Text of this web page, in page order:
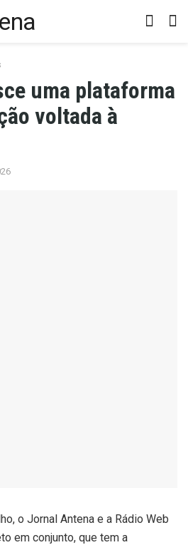
uma plataforma
voltada à
o Jornal Antena e a Rádio Web
em conjunto, que tem a